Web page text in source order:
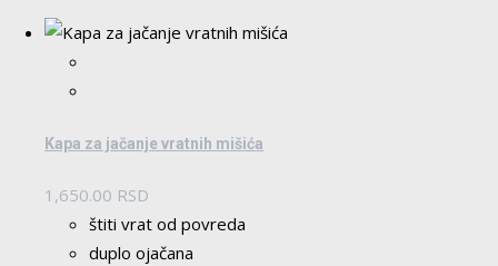
Kapa za jačanje vratnih mišića
1,650.00 RSD
štiti vrat od povreda
duplo ojačana